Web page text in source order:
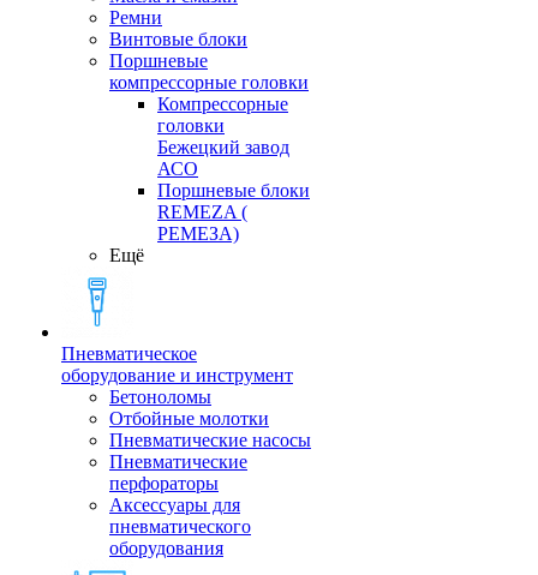
Ремни
Винтовые блоки
Поршневые
компрессорные головки
Компрессорные
головки
Бежецкий завод
АСО
Поршневые блоки
REMEZA (
РЕМЕЗА)
Ещё
Пневматическое
оборудование и инструмент
Бетоноломы
Отбойные молотки
Пневматические насосы
Пневматические
перфораторы
Аксессуары для
пневматического
оборудования